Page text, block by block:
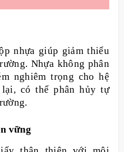
nhựa giúp giảm thiểu
Nhựa không phân
nghiêm trọng cho hệ
có thể phân hủy tự
vững